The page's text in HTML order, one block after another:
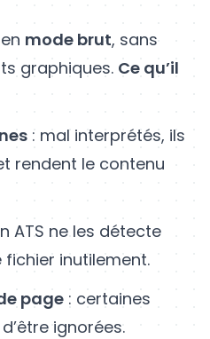
mode brut, sans
graphiques. Ce qu’il
: mal interprétés, ils
rendent le contenu
ATS ne les détecte
fichier inutilement.
page : certaines
ignorées.